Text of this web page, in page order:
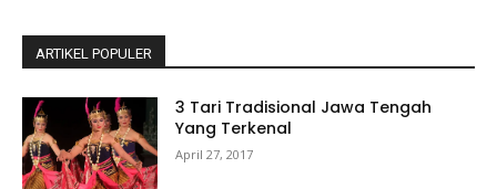
ARTIKEL POPULER
3 Tari Tradisional Jawa Tengah
Yang Terkenal
April 27, 2017